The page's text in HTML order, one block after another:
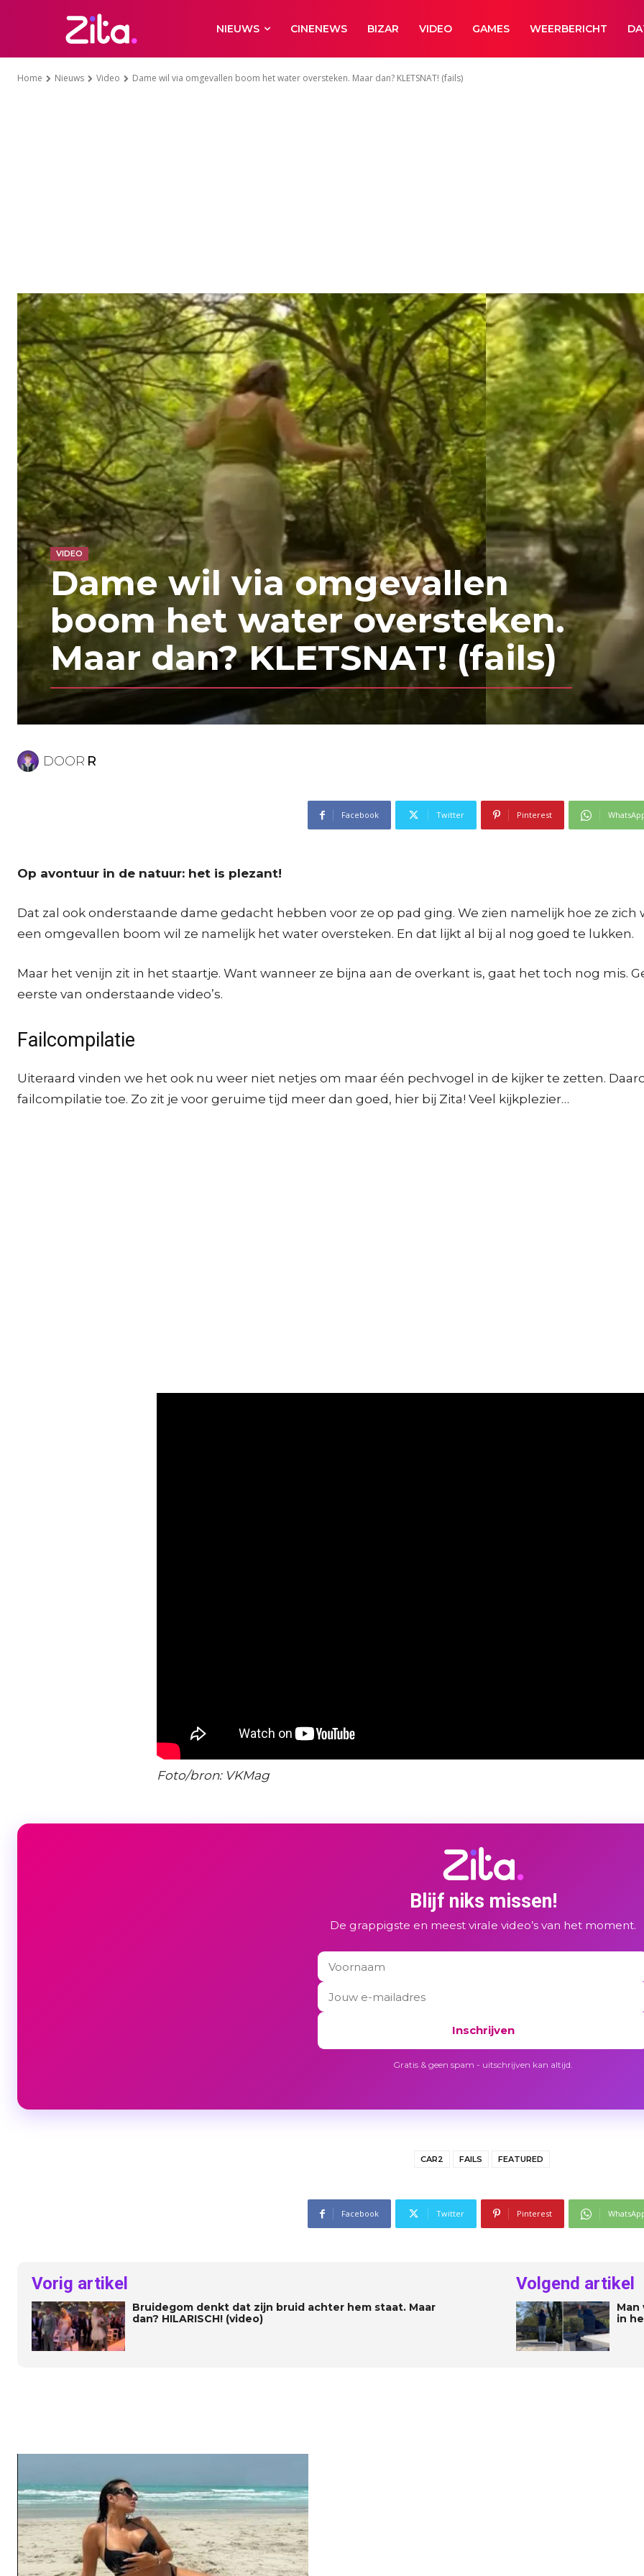
NIEUWS CINENEWS BIZAR VIDEO GAMES WEERBERICHT
Home Nieuws Video Dame wil via omgevallen boom het water oversteken. Maar dan? KLETSNAT! (fails)
VIDEO
Dame wil via omgevallen
boom het water oversteken.
Maar dan? KLETSNAT! (fails)
DOOR R
Facebook Twitter Pinterest
Op avontuur in de natuur: het is plezant!
Dat zal ook onderstaande dame gedacht hebben voor ze op pad ging. We zien namelijk hoe ze
een omgevallen boom wil ze namelijk het water oversteken. En dat lijkt al bij al nog goed te lukken.
Maar het venijn zit in het staartje. Want wanneer ze bijna aan de overkant is, gaat het toch nog mis.
eerste van onderstaande video’s.
Failcompilatie
Uiteraard vinden we het ook nu weer niet netjes om maar één pechvogel in de kijker te zetten.
failcompilatie toe. Zo zit je voor geruime tijd meer dan goed, hier bij Zita! Veel kijkplezier…
Foto/bron: VKMag
Blijf niks missen!
De grappigste en meest virale video’s van het moment.
Inschrijven
Gratis & geen spam - uitschrijven kan altijd.
CAR2 FAILS FEATURED
Facebook Twitter Pinterest
Vorig artikel
Bruidegom denkt dat zijn bruid achter hem staat. Maar
dan? HILARISCH! (video)
Volgend artikel
in